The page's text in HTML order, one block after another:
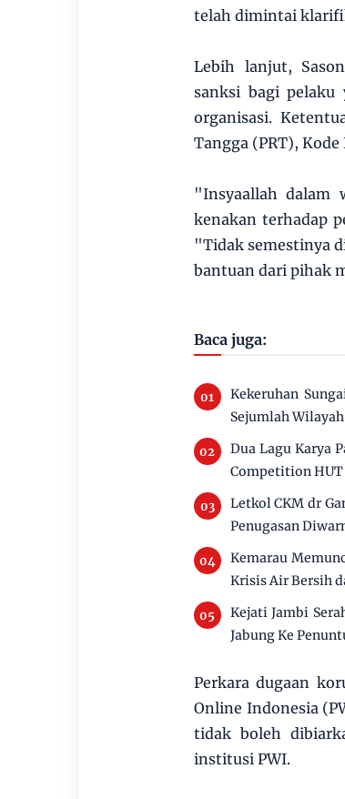
telah dimintai
Lebih lanjut,
sanksi bagi pelaku
organisasi.
Tangga (PRT),
"Insyaallah dalam
kenakan terhadap
"Tidak semestinya
bantuan dari pihak
Baca juga:
Kekeruhan
Sejumlah
Dua Lagu Karya
Competition HUT
Letkol CKM dr
Penugasan
Kemarau
Krisis Air Bersih
Kejati Jambi
Jabung Ke
Perkara dugaan
Online Indonesia
tidak boleh
institusi PWI.